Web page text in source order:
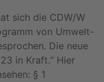
sich die CDW/W
von Umwelt-
Die neue
in Kraft.“ Hier
§ 1